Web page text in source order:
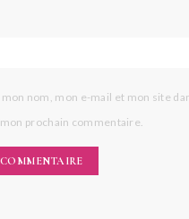
nom, mon e-mail et mon site
prochain commentaire.